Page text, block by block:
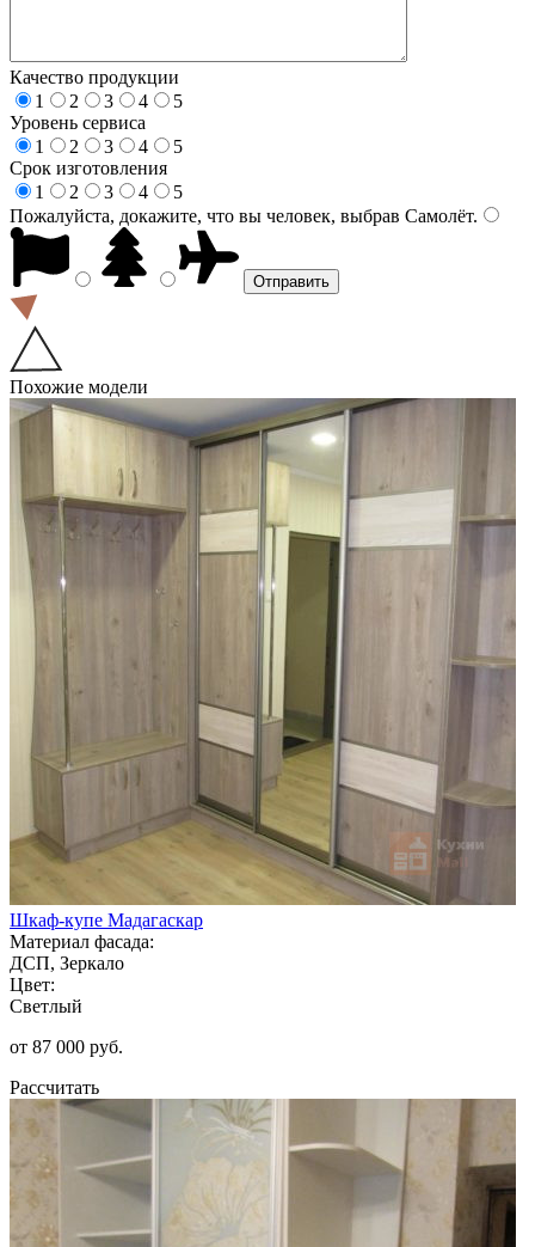
Качество продукции
1
2 3 4
5
Уровень сервиса
1
2 3 4
5
Срок изготовления
1
2 3 4
5
Пожалуйста, докажите, что вы человек, выбрав Самолёт.
Похожие модели
Шкаф-купе Мадагаскар
Материал фасада:
ДСП, Зеркало
Цвет:
Светлый
от 87 000 руб.
Рассчитать